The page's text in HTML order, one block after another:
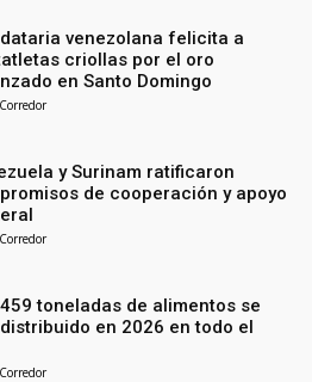
venezolana felicita a
criollas por el oro
en Santo Domingo
y Surinam ratificaron
de cooperación y apoyo
toneladas de alimentos se
en 2026 en todo el